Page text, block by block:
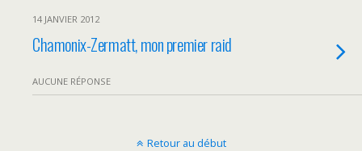
14 JANVIER 2012
Chamonix-Zermatt, mon premier raid
AUCUNE RÉPONSE
Retour au début